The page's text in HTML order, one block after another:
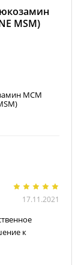
MSM)
МСМ
17.11.2021
к